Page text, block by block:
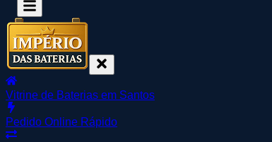
Vitrine de Baterias em Santos
Pedido Online Rápido